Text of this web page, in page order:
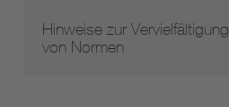
Hinweise zur Vervielfältigung
von Normen